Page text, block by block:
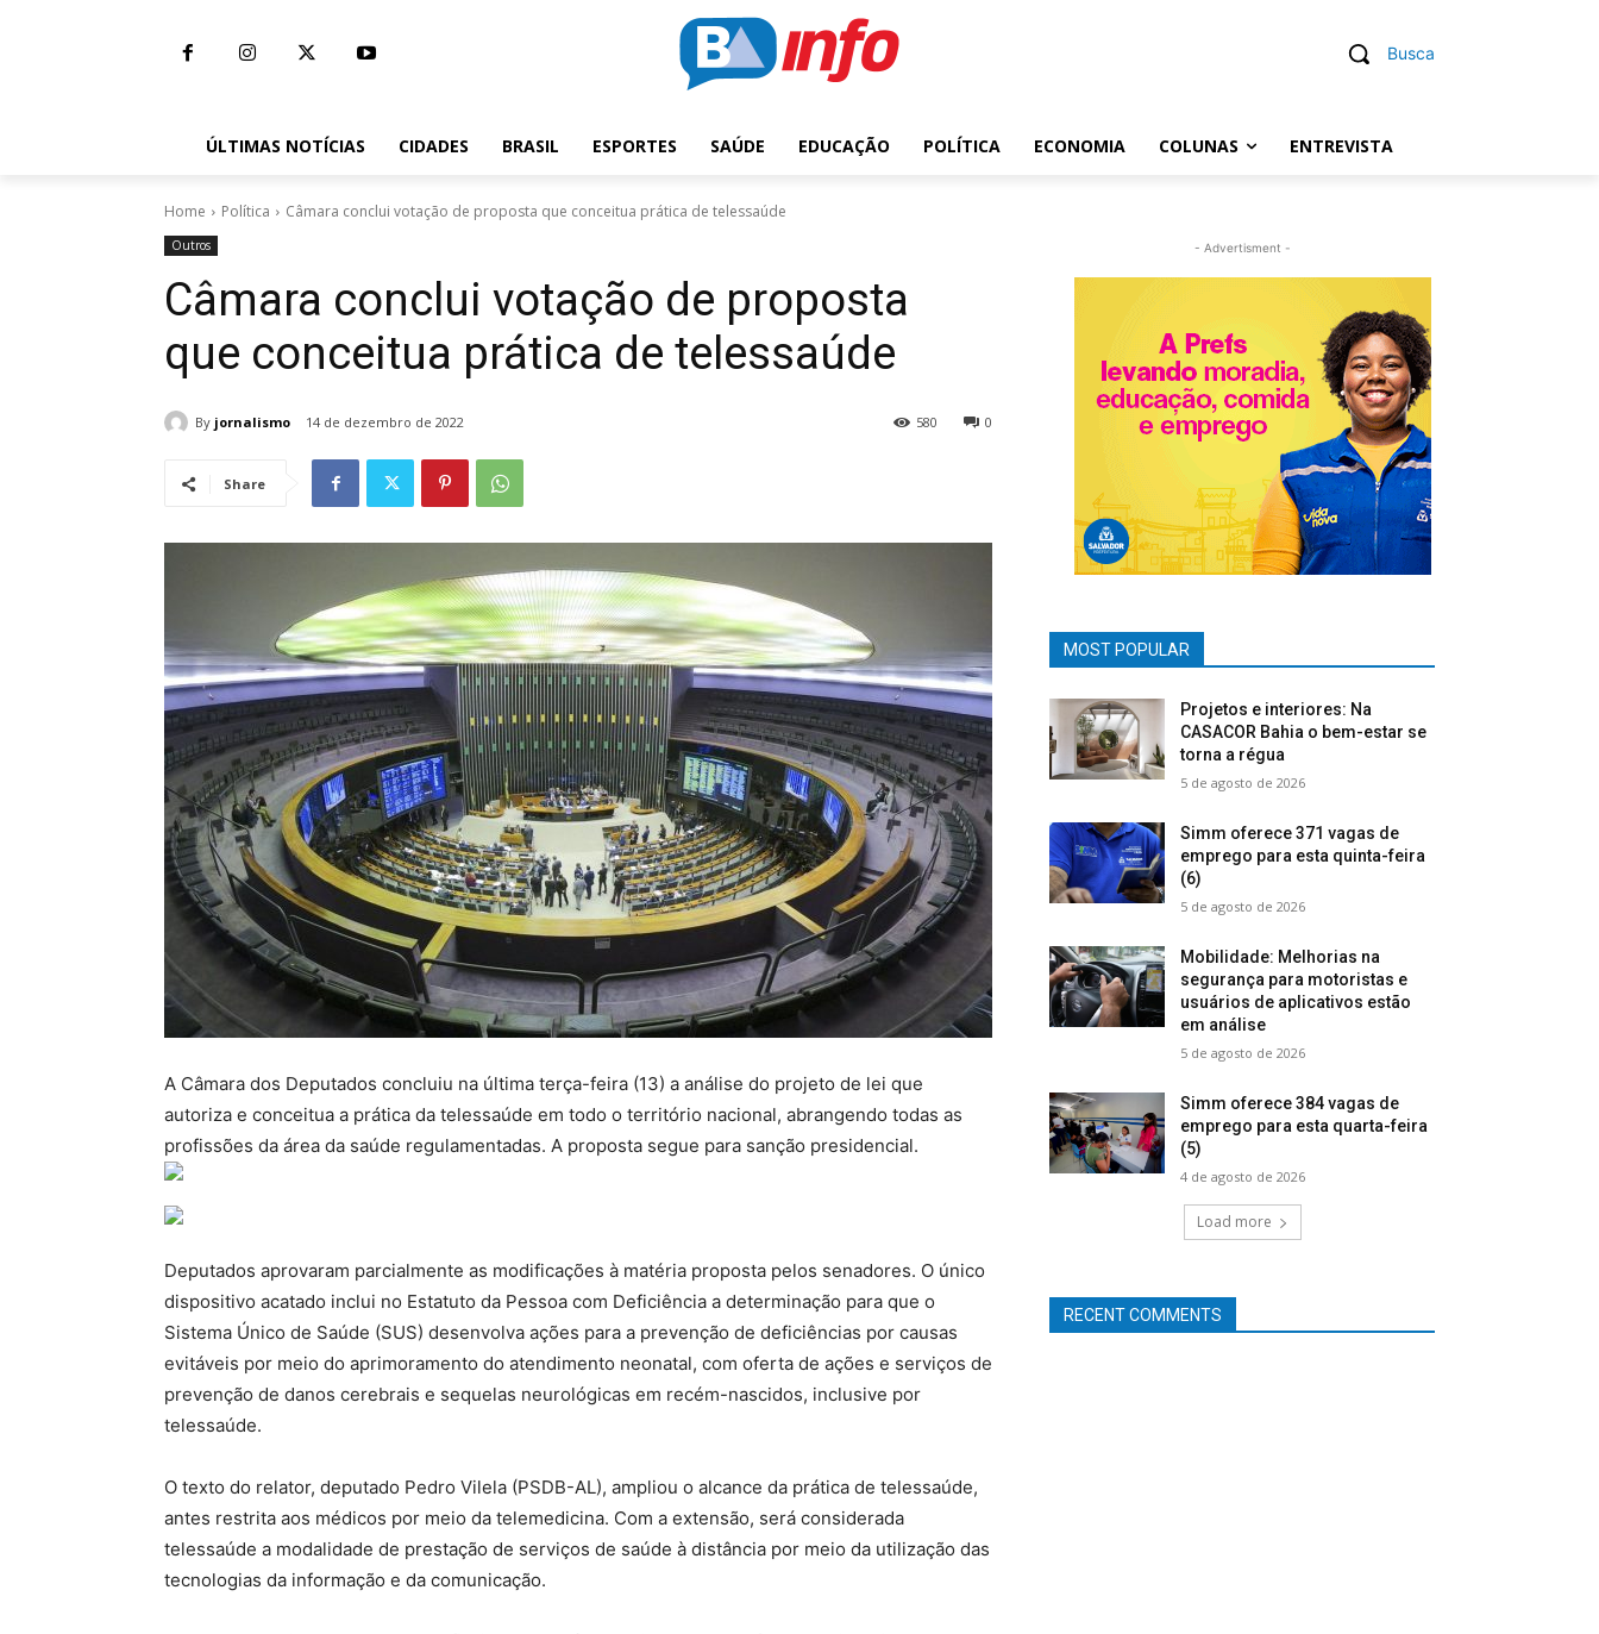
Busca
ÚLTIMAS NOTÍCIAS CIDADES BRASIL ESPORTES SAÚDE EDUCAÇÃO POLÍTICA ECONOMIA COLUNAS ENTREVISTA
Home Política Câmara conclui votação de proposta que conceitua prática de telessaúde
Outros
Câmara conclui votação de proposta
que conceitua prática de telessaúde
By jornalismo 14 de dezembro de 2022 0
580
Share
A Câmara dos Deputados concluiu na última terça-feira (13) a análise do projeto de lei que
autoriza e conceitua a prática da telessaúde em todo o território nacional, abrangendo todas as
profissões da área da saúde regulamentadas. A proposta segue para sanção presidencial.
Deputados aprovaram parcialmente as modificações à matéria proposta pelos senadores. O único
dispositivo acatado inclui no Estatuto da Pessoa com Deficiência a determinação para que o
Sistema Único de Saúde (SUS) desenvolva ações para a prevenção de deficiências por causas
evitáveis por meio do aprimoramento do atendimento neonatal, com oferta de ações e serviços de
prevenção de danos cerebrais e sequelas neurológicas em recém-nascidos, inclusive por
telessaúde.
O texto do relator, deputado Pedro Vilela (PSDB-AL), ampliou o alcance da prática de telessaúde,
antes restrita aos médicos por meio da telemedicina. Com a extensão, será considerada
telessaúde a modalidade de prestação de serviços de saúde à distância por meio da utilização das
tecnologias da informação e da comunicação.
- Advertisment -
MOST POPULAR
Projetos e interiores: Na
CASACOR Bahia o bem-estar se
torna a régua
5 de agosto de 2026
Simm oferece 371 vagas de
emprego para esta quinta-feira
(6)
5 de agosto de 2026
Mobilidade: Melhorias na
segurança para motoristas e
usuários de aplicativos estão
em análise
5 de agosto de 2026
Simm oferece 384 vagas de
emprego para esta quarta-feira
(5)
4 de agosto de 2026
Load more
RECENT COMMENTS